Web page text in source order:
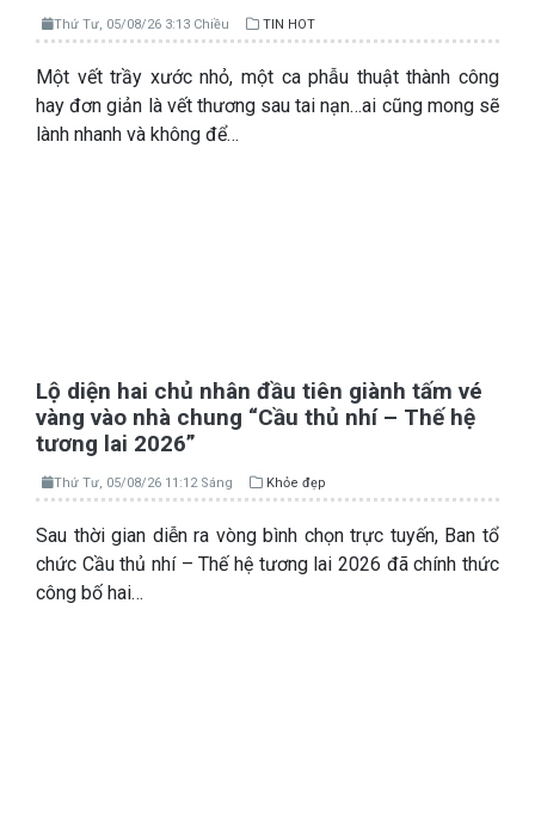
Thứ Tư, 05/08/26 3:13 Chiều TIN HOT
Một vết trầy xước nhỏ, một ca phẫu thuật thành công
hay đơn giản là vết thương sau tai nạn…ai cũng mong sẽ
lành nhanh và không để…
Lộ diện hai chủ nhân đầu tiên giành tấm vé
vàng vào nhà chung “Cầu thủ nhí – Thế hệ
tương lai 2026”
Thứ Tư, 05/08/26 11:12 Sáng Khỏe đẹp
Sau thời gian diễn ra vòng bình chọn trực tuyến, Ban tổ
chức Cầu thủ nhí – Thế hệ tương lai 2026 đã chính thức
công bố hai…